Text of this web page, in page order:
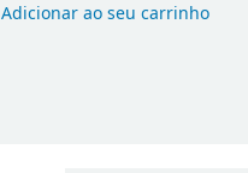
Adicionar ao seu carrinho